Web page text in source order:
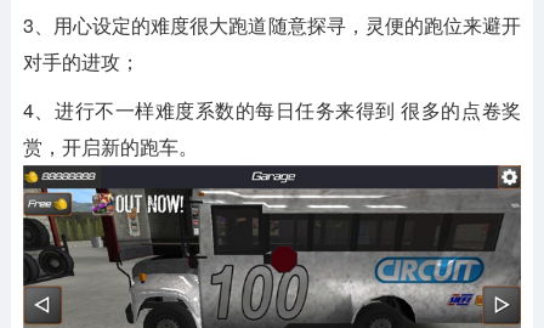
3、用心设定的难度很大跑道随意探寻，灵便的跑位来避开
对手的进攻；
4、进行不一样难度系数的每日任务来得到 很多的点卷奖
赏，开启新的跑车。